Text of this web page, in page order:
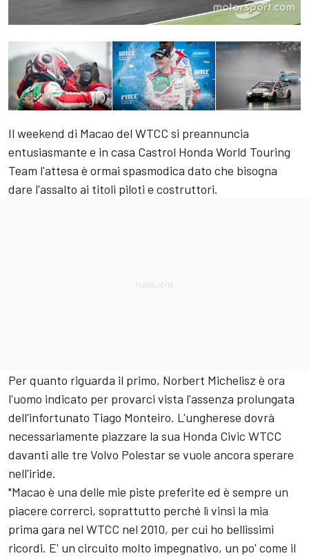
Il weekend di Macao del WTCC si preannuncia
entusiasmante e in casa Castrol Honda World Touring
Team l'attesa è ormai spasmodica dato che bisogna
dare l'assalto ai titoli piloti e costruttori.
Per quanto riguarda il primo, Norbert Michelisz è ora
l'uomo indicato per provarci vista l'assenza prolungata
dell'infortunato Tiago Monteiro. L'ungherese dovrà
necessariamente piazzare la sua Honda Civic WTCC
davanti alle tre Volvo Polestar se vuole ancora sperare
nell'iride.
"Macao è una delle mie piste preferite ed è sempre un
piacere correrci, soprattutto perché lì vinsi la mia
prima gara nel WTCC nel 2010, per cui ho bellissimi
ricordi. E' un circuito molto impegnativo, un po' come il